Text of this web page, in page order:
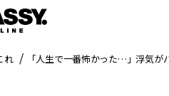
れ 「人生で一番怖かった…」浮気